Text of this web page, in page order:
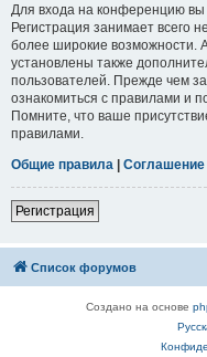
Для входа на конференцию
Регистрация занимает всего
более широкие возможности.
установлены также
пользователей. Прежде чем
ознакомиться с правилами и
Помните, что ваше
правилами.
Общие правила | Соглашение
Регистрация
Список форумов
Создано на основе